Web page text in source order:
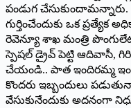
పండుగ చేసుకుందామన్నారు.
గుర్తించేందుకు ఒక
రెవెన్యూ శాఖ మంత్రి
స్పెషల్ డ్రైవ్ పెట్టి ఆదివాసీ,
చేయండి.. పాత ఇందిరమ్మ
కొందరు ఇబ్బందులు
వేసుకునేందుకు అదనంగా